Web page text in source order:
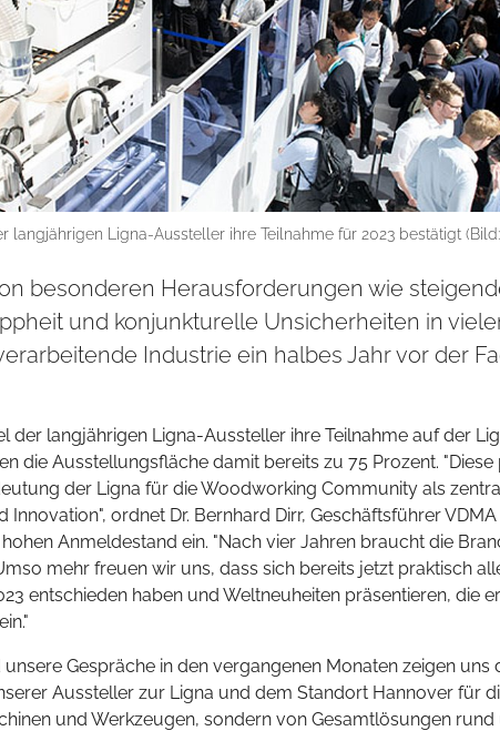
langjährigen Ligna-Aussteller ihre Teilnahme für 2023 bestätigt
besonderen Herausforderungen wie
und konjunkturelle Unsicherheiten in
Industrie ein halbes Jahr vor der
der langjährigen Ligna-Aussteller ihre Teilnahme auf der
die Ausstellungsfläche damit bereits zu 75 Prozent. "Diese
der Ligna für die Woodworking Community als
ordnet Dr. Bernhard Dirr, Geschäftsführer VDMA
Anmeldestand ein. "Nach vier Jahren braucht die
mehr freuen wir uns, dass sich bereits jetzt praktisch
entschieden haben und Weltneuheiten präsentieren, die
Gespräche in den vergangenen Monaten zeigen uns
Aussteller zur Ligna und dem Standort Hannover für
und Werkzeugen, sondern von Gesamtlösungen